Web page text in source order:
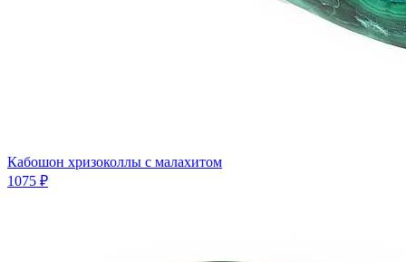
Кабошон хризоколлы с малахитом
1075 ₽